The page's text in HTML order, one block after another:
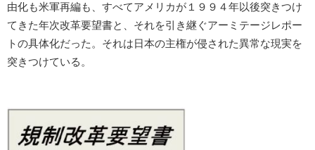
由化も米軍再編も、すべてアメリカが１９９４年以後突きつけ
てきた年次改革要望書と、それを引き継ぐアーミテージレポー
トの具体化だった。それは日本の主権が侵された異常な現実を
突きつけている。